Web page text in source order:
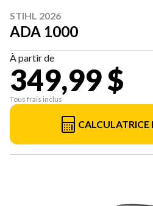
STIHL 2026
ADA 1000
À partir de
349,99 $
Tous frais inclus
CALCULATRICE